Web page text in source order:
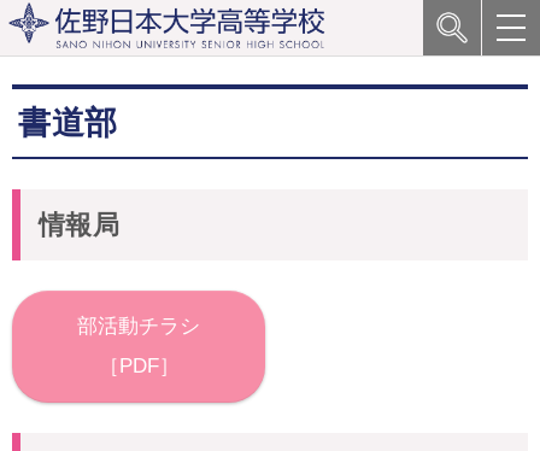
書道部
情報局
部活動チラシ
［PDF］